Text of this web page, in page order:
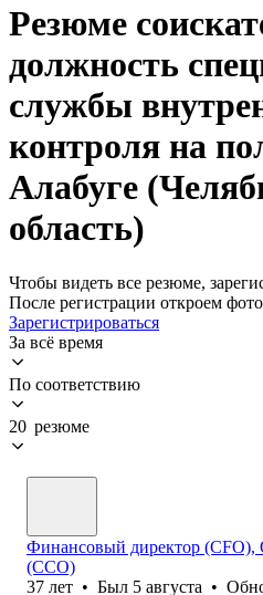
Резюме
должность
службы
контроля на
Алабуге
область)
Чтобы видеть все резюме,
После регистрации откроем фото
Зарегистрироваться
За всё время
По соответствию
20 резюме
Финансовый директор (CFO),
(ССО)
37 лет • Был 5 августа •